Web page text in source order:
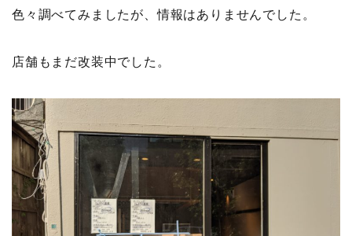
色々調べてみましたが、情報はありませんでした。
店舗もまだ改装中でした。